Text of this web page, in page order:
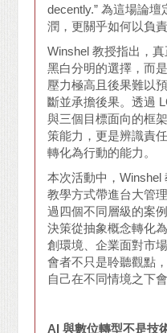
decently.” 為這場論
潤，更關乎如何以負
Winshel 教授指出，
黑白分明的選擇，而
壓力極高且後果難以
斷並承擔後果。透過
與三個目標面向的框
策能力，更是辨識責
轉化為行動的能力。
本次活動中，Winshel
教學方式帶進台大管
過四個不同層級的案
決策從抽象概念轉化
創環境、企業面對市
會者不只是聆聽觀點
自己在不同情境之下
AI 與數位轉型不是技